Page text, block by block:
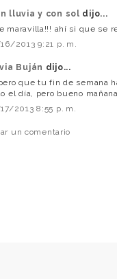
lluvia y con sol dijo...
maravilla!!! ahí si que se
2013 9:21 p. m.
Buján dijo...
que tu fin de semana
el día, pero bueno
2013 8:55 p. m.
un comentario